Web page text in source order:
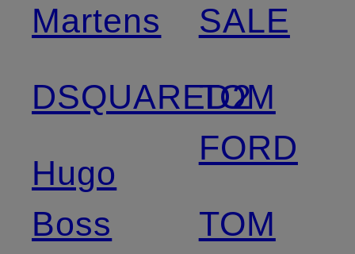
Martens
DSQUARED2
Hugo
Boss
SALE
TOM
FORD
TOM